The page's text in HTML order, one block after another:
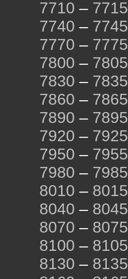
7710 – 7715
7740 – 7745
7770 – 7775
7800 – 7805
7830 – 7835
7860 – 7865
7890 – 7895
7920 – 7925
7950 – 7955
7980 – 7985
8010 – 8015
8040 – 8045
8070 – 8075
8100 – 8105
8130 – 8135